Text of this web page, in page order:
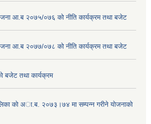
आ.ब २०७५/०७६ को नीति कार्यक्रम तथा बजेट
आ.ब २०७७/०७८ को नीति कार्यक्रम तथा बजेट
तथा कार्यक्रम
काे अा.ब. २०७३।७४ मा सम्पन्न गरीने याेजनाकाे